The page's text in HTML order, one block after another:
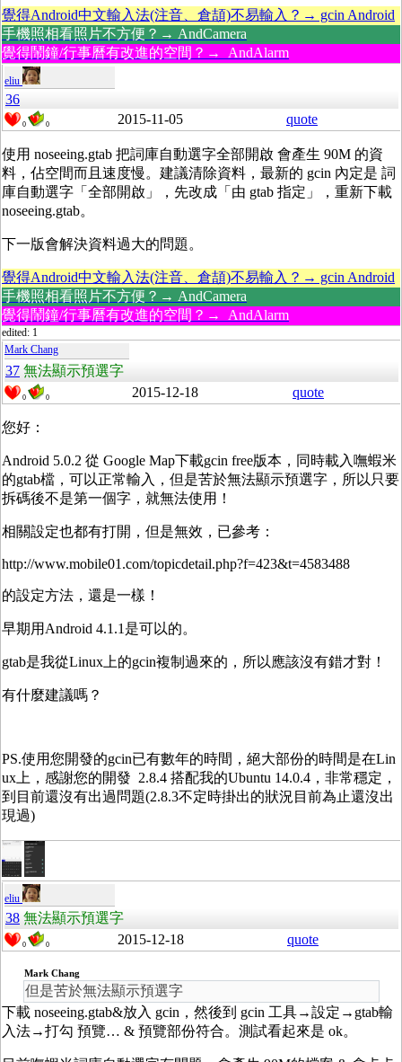
覺得Android中文輸入法(注音、倉頡)不易輸入？→ gcin Android
手機照相看照片不方便？→ AndCamera
覺得鬧鐘/行事曆有改進的空間？→ AndAlarm
eliu
36
0 0 2015-11-05 quote
使用 noseeing.gtab 把詞庫自動選字全部開啟 會產生 90M 的資
料，佔空間而且速度慢。建議清除資料，最新的 gcin 內定是 詞
庫自動選字「全部開啟」，先改成「由 gtab 指定」，重新下載
noseeing.gtab。
下一版會解決資料過大的問題。
覺得Android中文輸入法(注音、倉頡)不易輸入？→ gcin Android
手機照相看照片不方便？→ AndCamera
覺得鬧鐘/行事曆有改進的空間？→ AndAlarm
edited: 1
Mark Chang
37 無法顯示預選字
0 0 2015-12-18 quote
您好：
Android 5.0.2 從 Google Map下載gcin free版本，同時載入嘸蝦米
的gtab檔，可以正常輸入，但是苦於無法顯示預選字，所以只要
拆碼後不是第一個字，就無法使用！
相關設定也都有打開，但是無效，已參考：
http://www.mobile01.com/topicdetail.php?f=423&t=4583488
的設定方法，還是一樣！
早期用Android 4.1.1是可以的。
gtab是我從Linux上的gcin複制過來的，所以應該沒有錯才對！
有什麼建議嗎？
PS.使用您開發的gcin已有數年的時間，絕大部份的時間是在Lin
ux上，感謝您的開發 2.8.4 搭配我的Ubuntu 14.0.4，非常穩定，
到目前還沒有出過問題(2.8.3不定時掛出的狀況目前為止還沒出
現過)
eliu
38 無法顯示預選字
0 0 2015-12-18 quote
Mark Chang
但是苦於無法顯示預選字
下載 noseeing.gtab&放入 gcin，然後到 gcin 工具→設定→gtab輸
入法→打勾 預覽… & 預覽部份符合。測試看起來是 ok。